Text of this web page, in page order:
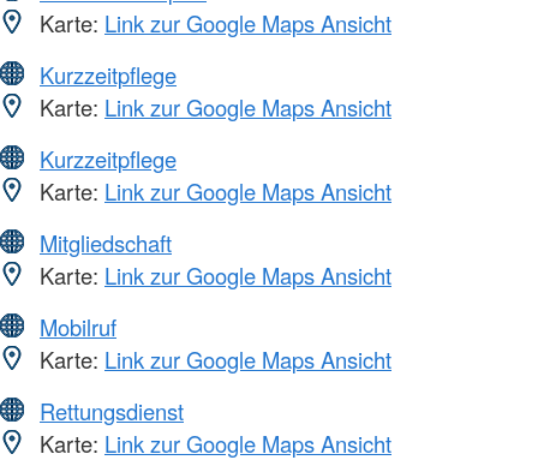
Karte: Link zur Google Maps Ansicht
Kurzzeitpflege
Karte: Link zur Google Maps Ansicht
Kurzzeitpflege
Karte: Link zur Google Maps Ansicht
Mitgliedschaft
Karte: Link zur Google Maps Ansicht
Mobilruf
Karte: Link zur Google Maps Ansicht
Rettungsdienst
Karte: Link zur Google Maps Ansicht